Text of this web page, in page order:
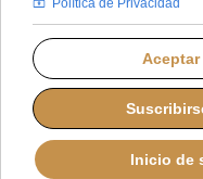
VIERNES, 12